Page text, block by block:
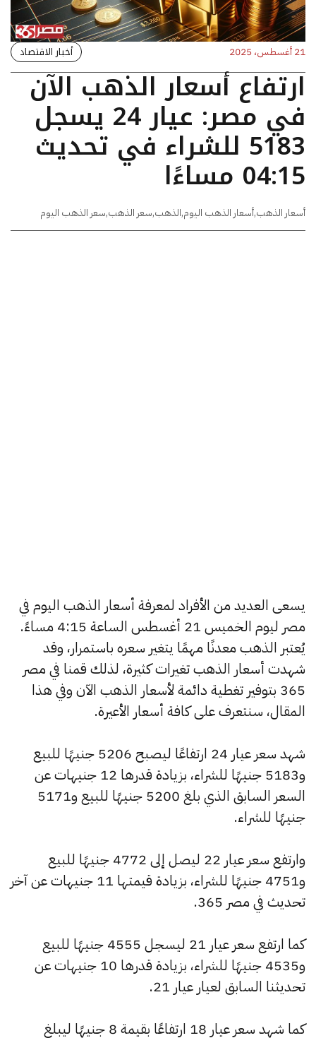
21 أغسطس، 2025 أخبار الاقتصاد
ارتفاع أسعار الذهب الآن
في مصر: عيار 24 يسجل
5183 للشراء في تحديث
04:15 مساءًا
أسعار الذهب,أسعار الذهب اليوم,الذهب,سعر الذهب,سعر الذهب اليوم
يسعى العديد من الأفراد لمعرفة أسعار الذهب اليوم في
مصر ليوم الخميس 21 أغسطس الساعة 4:15 مساءً.
يُعتبر الذهب معدنًا مهمًا يتغير سعره باستمرار، وقد
شهدت أسعار الذهب تغيرات كثيرة، لذلك قمنا في مصر
365 بتوفير تغطية دائمة لأسعار الذهب الآن وفي هذا
المقال، سنتعرف على كافة أسعار الأعيرة.
شهد سعر عيار 24 ارتفاعًا ليصبح 5206 جنيهًا للبيع
و5183 جنيهًا للشراء، بزيادة قدرها 12 جنيهات عن
السعر السابق الذي بلغ 5200 جنيهًا للبيع و5171
جنيهًا للشراء.
وارتفع سعر عيار 22 ليصل إلى 4772 جنيهًا للبيع
و4751 جنيهًا للشراء، بزيادة قيمتها 11 جنيهات عن آخر
تحديث في مصر 365.
كما ارتفع سعر عيار 21 ليسجل 4555 جنيهًا للبيع
و4535 جنيهًا للشراء، بزيادة قدرها 10 جنيهات عن
تحديثنا السابق لعيار عيار 21.
كما شهد سعر عيار 18 ارتفاعًا بقيمة 8 جنيهًا ليبلغ